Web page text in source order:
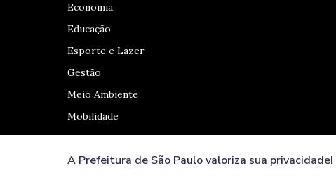
Economia
Educação
Esporte e Lazer
Gestão
Meio Ambiente
Mobilidade
Redes Sociais
A Prefeitura de São Paulo valoriza sua privacidade!